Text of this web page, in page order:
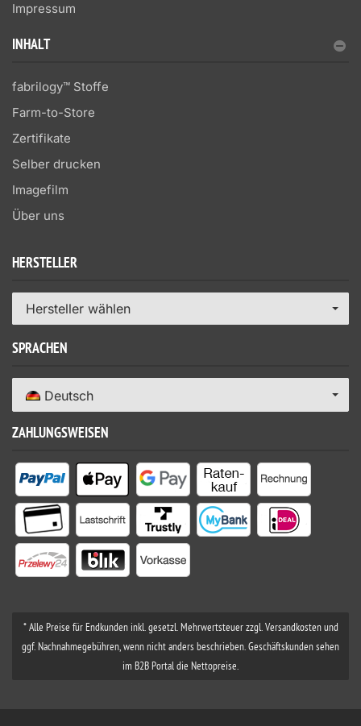
Impressum
INHALT
fabrilogy™ Stoffe
Farm-to-Store
Zertifikate
Selber drucken
Imagefilm
Über uns
HERSTELLER
Hersteller wählen
SPRACHEN
Deutsch
ZAHLUNGSWEISEN
* Alle Preise für Endkunden inkl. gesetzl. Mehrwertsteuer zzgl. Versandkosten und
ggf. Nachnahmegebühren, wenn nicht anders beschrieben. Geschäftskunden sehen
im B2B Portal die Nettopreise.